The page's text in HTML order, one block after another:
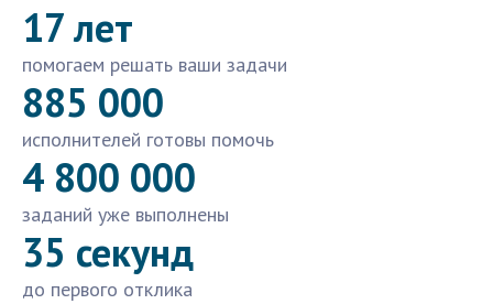
17 лет
помогаем решать ваши задачи
885 000
исполнителей готовы помочь
4 800 000
заданий уже выполнены
35 секунд
до первого отклика